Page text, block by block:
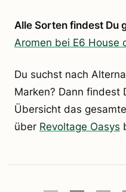
Alle Sorten findest Du
Aromen bei E6 House
Du suchst nach
Marken? Dann findest
Übersicht das
über Revoltage Oasys